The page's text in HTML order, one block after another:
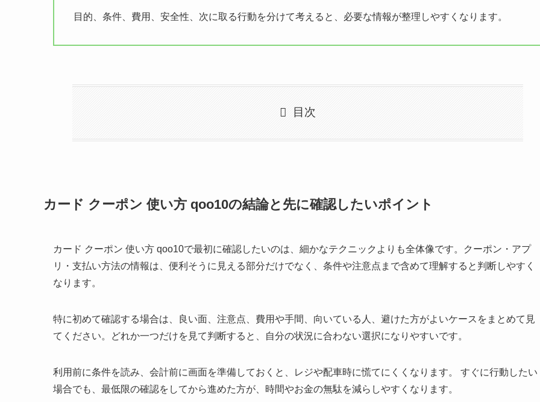
目的、条件、費用、安全性、次に取る行動を分けて考えると、必要な情報が整理しやすくなります。
目次
カード クーポン 使い方 qoo10の結論と先に確認したいポイント
カード クーポン 使い方 qoo10で最初に確認したいのは、細かなテクニックよりも全体像です。クーポン・アプ
リ・支払い方法の情報は、便利そうに見える部分だけでなく、条件や注意点まで含めて理解すると判断しやすく
なります。
特に初めて確認する場合は、 良い面、注意点、費用や手間、向いている人、避けた方がよいケース をまとめて見
てください。どれか一つだけを見て判断すると、自分の状況に合わない選択になりやすいです。
利用前に条件を読み、会計前に画面を準備しておくと、レジや配車時に慌てにくくなります。 すぐに行動したい
場合でも、最低限の確認をしてから進めた方が、時間やお金の無駄を減らしやすくなります。